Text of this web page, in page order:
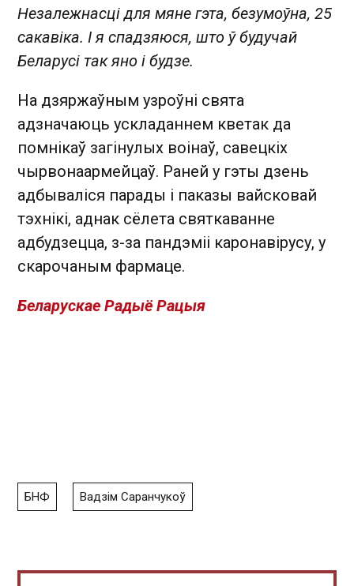
Незалежнасці для мяне гэта, безумоўна, 25
сакавіка. І я спадзяюся, што ў будучай
Беларусі так яно і будзе.
На дзяржаўным узроўні свята
адзначаюць ускладаннем кветак да
помнікаў загінулых воінаў, савецкіх
чырвонаармейцаў. Раней у гэты дзень
адбываліся парады і паказы вайсковай
тэхнікі, аднак сёлета святкаванне
адбудзецца, з-за пандэміі каронавірусу, у
скарочаным фармаце.
Беларускае Радыё Рацыя
БНФ Вадзім Саранчукоў